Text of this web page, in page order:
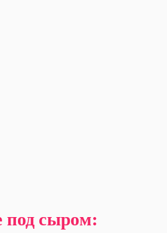
под сыром: